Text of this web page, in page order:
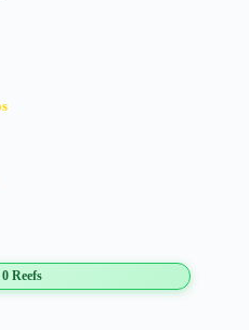
Reefs